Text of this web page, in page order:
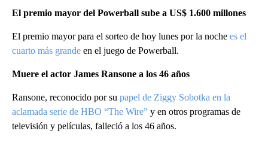
El premio mayor del Powerball sube a US$ 1.600 millones
El premio mayor para el sorteo de hoy lunes por la noche es el
cuarto más grande en el juego de Powerball.
Muere el actor James Ransone a los 46 años
Ransone, reconocido por su papel de Ziggy Sobotka en la
aclamada serie de HBO “The Wire” y en otros programas de
televisión y películas, falleció a los 46 años.